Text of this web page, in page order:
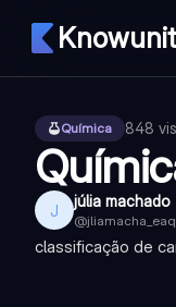
Química 848
J júlia machado
@
classificação de